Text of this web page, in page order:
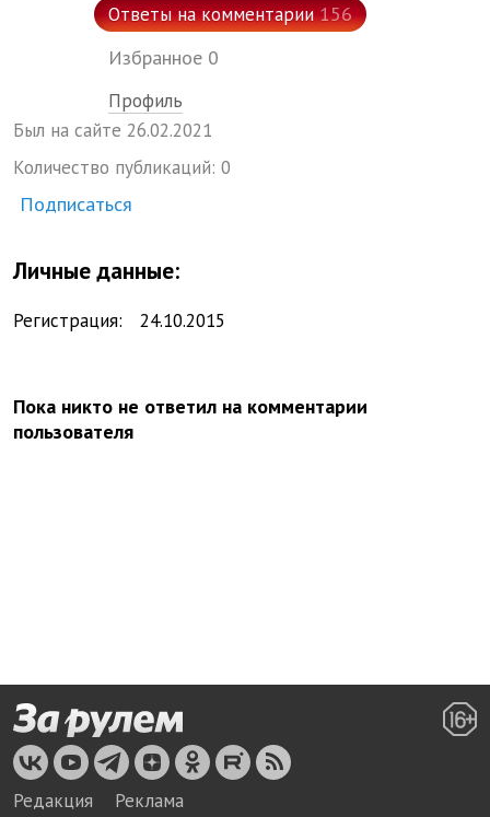
Ответы на комментарии 156
Избранное 0
Профиль
Был на сайте 26.02.2021
Количество публикаций: 0
Подписаться
Личные данные:
Регистрация: 24.10.2015
Пока никто не ответил на комментарии
пользователя
Редакция Реклама